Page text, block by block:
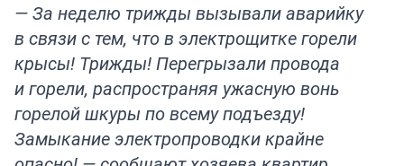
— За неделю трижды вызывали аварийку
в связи с тем, что в электрощитке горели
крысы! Трижды! Перегрызали провода
и горели, распространяя ужасную вонь
горелой шкуры по всему подъезду!
Замыкание электропроводки крайне